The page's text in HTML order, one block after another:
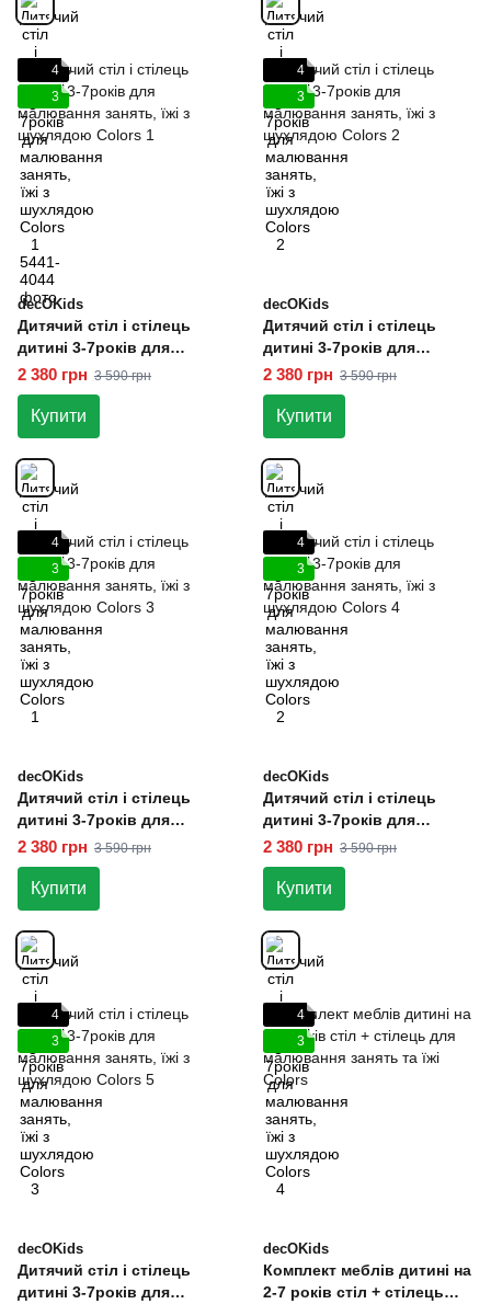
4
3
decOKids
Дитячий стіл і стілець
дитині 3-7років для
малювання занять, їжі з
шухлядою Colors 1
2 380 грн 3 590 грн
Купити
4
3
decOKids
Дитячий стіл і стілець
дитині 3-7років для
малювання занять, їжі з
шухлядою Colors 2
2 380 грн 3 590 грн
Купити
4
3
decOKids
Дитячий стіл і стілець
дитині 3-7років для
малювання занять, їжі з
шухлядою Colors 3
2 380 грн 3 590 грн
Купити
4
3
decOKids
Дитячий стіл і стілець
дитині 3-7років для
малювання занять, їжі з
шухлядою Colors 4
2 380 грн 3 590 грн
Купити
4
3
decOKids
Дитячий стіл і стілець
дитині 3-7років для
4
3
decOKids
Комплект меблів дитині на
2-7 років стіл + стілець